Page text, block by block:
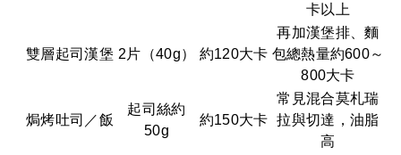
卡以上
雙層起司漢堡 2片（40g） 約120大卡
再加漢堡排、麵
包總熱量約600～
800大卡
焗烤吐司／飯
起司絲約
50g
約150大卡
常見混合莫札瑞
拉與切達，油脂
高